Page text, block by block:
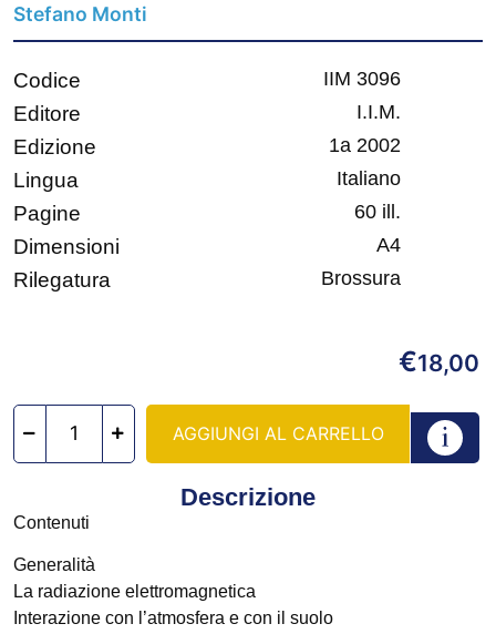
Stefano Monti
Codice IIM 3096
Editore I.I.M.
Edizione 1a 2002
Lingua Italiano
Pagine 60 ill.
Dimensioni A4
Rilegatura Brossura
€18,00
AGGIUNGI AL CARRELLO
Descrizione
Contenuti
Generalità
La radiazione elettromagnetica
Interazione con l’atmosfera e con il suolo